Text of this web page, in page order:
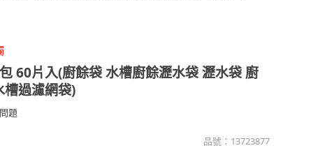
60片入(廚餘袋 水槽廚餘瀝水袋 瀝水袋 廚
槽過濾網袋)
題
品號： 13723877